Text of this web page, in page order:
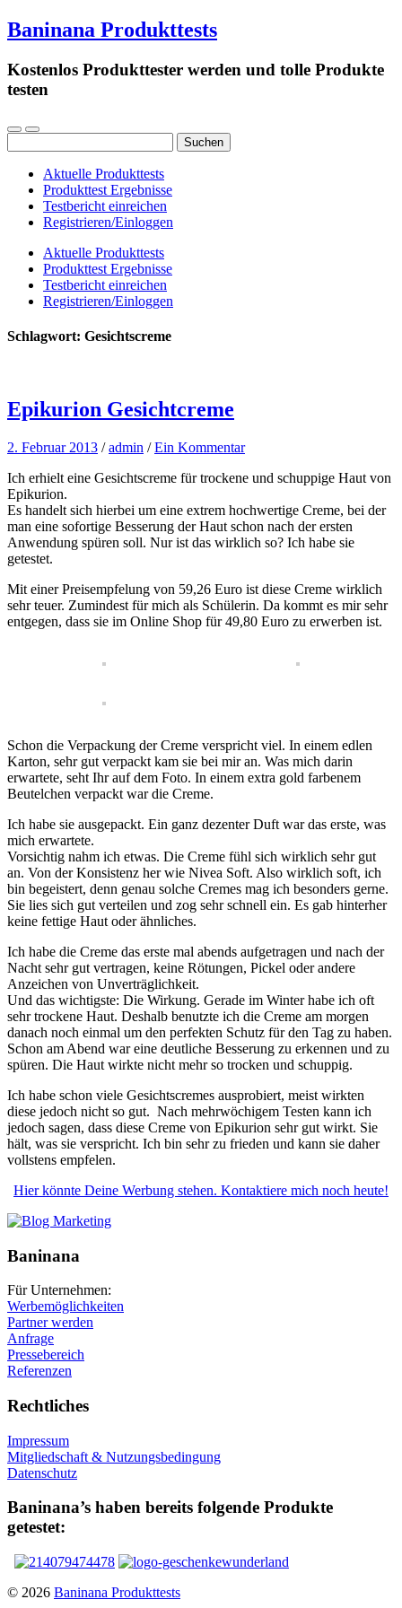
Baninana Produkttests
Kostenlos Produkttester werden und tolle Produkte
testen
nach:
Aktuelle Produkttests
Produkttest Ergebnisse
Testbericht einreichen
Registrieren/Einloggen
Aktuelle Produkttests
Produkttest Ergebnisse
Testbericht einreichen
Registrieren/Einloggen
Schlagwort: Gesichtscreme
Epikurion Gesichtcreme
2. Februar 2013 /admin /Ein Kommentar
Ich erhielt eine Gesichtscreme für trockene und schuppige Haut von
Epikurion.
Es handelt sich hierbei um eine extrem hochwertige Creme, bei der
man eine sofortige Besserung der Haut schon nach der ersten
Anwendung spüren soll. Nur ist das wirklich so? Ich habe sie
getestet.
Mit einer Preisempfelung von 59,26 Euro ist diese Creme wirklich
sehr teuer. Zumindest für mich als Schülerin. Da kommt es mir sehr
entgegen, dass sie im Online Shop für 49,80 Euro zu erwerben ist.
Schon die Verpackung der Creme verspricht viel. In einem edlen
Karton, sehr gut verpackt kam sie bei mir an. Was mich darin
erwartete, seht Ihr auf dem Foto. In einem extra gold farbenem
Beutelchen verpackt war die Creme.
Ich habe sie ausgepackt. Ein ganz dezenter Duft war das erste, was
mich erwartete.
Vorsichtig nahm ich etwas. Die Creme fühl sich wirklich sehr gut
an. Von der Konsistenz her wie Nivea Soft. Also wirklich soft, ich
bin begeistert, denn genau solche Cremes mag ich besonders gerne.
Sie lies sich gut verteilen und zog sehr schnell ein. Es gab hinterher
keine fettige Haut oder ähnliches.
Ich habe die Creme das erste mal abends aufgetragen und nach der
Nacht sehr gut vertragen, keine Rötungen, Pickel oder andere
Anzeichen von Unverträglichkeit.
Und das wichtigste: Die Wirkung. Gerade im Winter habe ich oft
sehr trockene Haut. Deshalb benutzte ich die Creme am morgen
danach noch einmal um den perfekten Schutz für den Tag zu haben.
Schon am Abend war eine deutliche Besserung zu erkennen und zu
spüren. Die Haut wirkte nicht mehr so trocken und schuppig.
Ich habe schon viele Gesichtscremes ausprobiert, meist wirkten
diese jedoch nicht so gut. Nach mehrwöchigem Testen kann ich
jedoch sagen, dass diese Creme von Epikurion sehr gut wirkt. Sie
hält, was sie verspricht. Ich bin sehr zu frieden und kann sie daher
vollstens empfelen.
Hier könnte Deine Werbung stehen. Kontaktiere mich noch heute!
Baninana
Für Unternehmen:
Werbemöglichkeiten
Partner werden
Anfrage
Pressebereich
Referenzen
Rechtliches
Impressum
Mitgliedschaft & Nutzungsbedingung
Datenschutz
Baninana’s haben bereits folgende Produkte
getestet:
© 2026 Baninana Produkttests